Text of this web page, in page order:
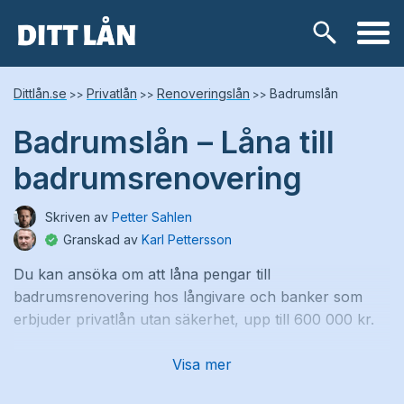
Lånetyper
Snabblån
Kontokredit
Privatlån
Låneförmedlare
Dittlån.se >> Privatlån >> Renoveringslån >> Badrumslån
Badrumslån – Låna till
badrumsrenovering
Skriven av Petter Sahlen
Granskad av Karl Pettersson
Du kan ansöka om att låna pengar till
badrumsrenovering hos långivare och banker som
erbjuder privatlån utan säkerhet, upp till 600 000 kr.
Vi har noggrant granskat lånemarknaden och tagit
Visa mer